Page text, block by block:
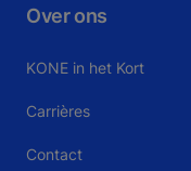
Over ons
KONE in het Kort
Carrières
Contact